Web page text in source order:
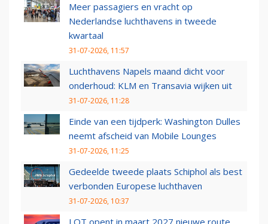
Meer passagiers en vracht op
Nederlandse luchthavens in tweede
kwartaal
31-07-2026, 11:57
Luchthavens Napels maand dicht voor
onderhoud: KLM en Transavia wijken uit
31-07-2026, 11:28
Einde van een tijdperk: Washington Dulles
neemt afscheid van Mobile Lounges
31-07-2026, 11:25
Gedeelde tweede plaats Schiphol als best
verbonden Europese luchthaven
31-07-2026, 10:37